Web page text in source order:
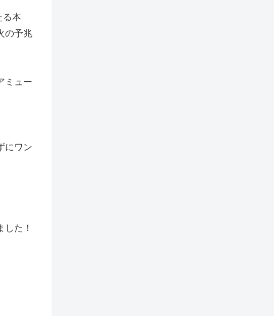
る本
の予兆
ミュー
にワン
た！